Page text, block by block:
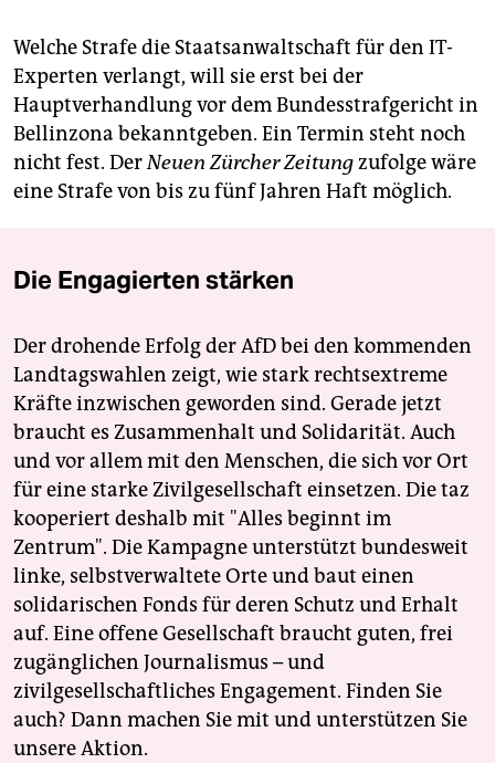
Welche Strafe die Staatsanwaltschaft für den IT-
Experten verlangt, will sie erst bei der
Hauptverhandlung vor dem Bundesstrafgericht in
Bellinzona bekanntgeben. Ein Termin steht noch
nicht fest. DerNeuen Zürcher Zeitungzufolge wäre
eine Strafe von bis zu fünf Jahren Haft möglich.
Die Engagierten stärken
Der drohende Erfolg der AfD bei den kommenden
Landtagswahlen zeigt, wie stark rechtsextreme
Kräfte inzwischen geworden sind. Gerade jetzt
braucht es Zusammenhalt und Solidarität. Auch
und vor allem mit den Menschen, die sich vor Ort
für eine starke Zivilgesellschaft einsetzen. Die taz
kooperiert deshalb mit "Alles beginnt im
Zentrum". Die Kampagne unterstützt bundesweit
linke, selbstverwaltete Orte und baut einen
solidarischen Fonds für deren Schutz und Erhalt
auf. Eine offene Gesellschaft braucht guten, frei
zugänglichen Journalismus – und
zivilgesellschaftliches Engagement. Finden Sie
auch? Dann machen Sie mit und unterstützen Sie
unsere Aktion.